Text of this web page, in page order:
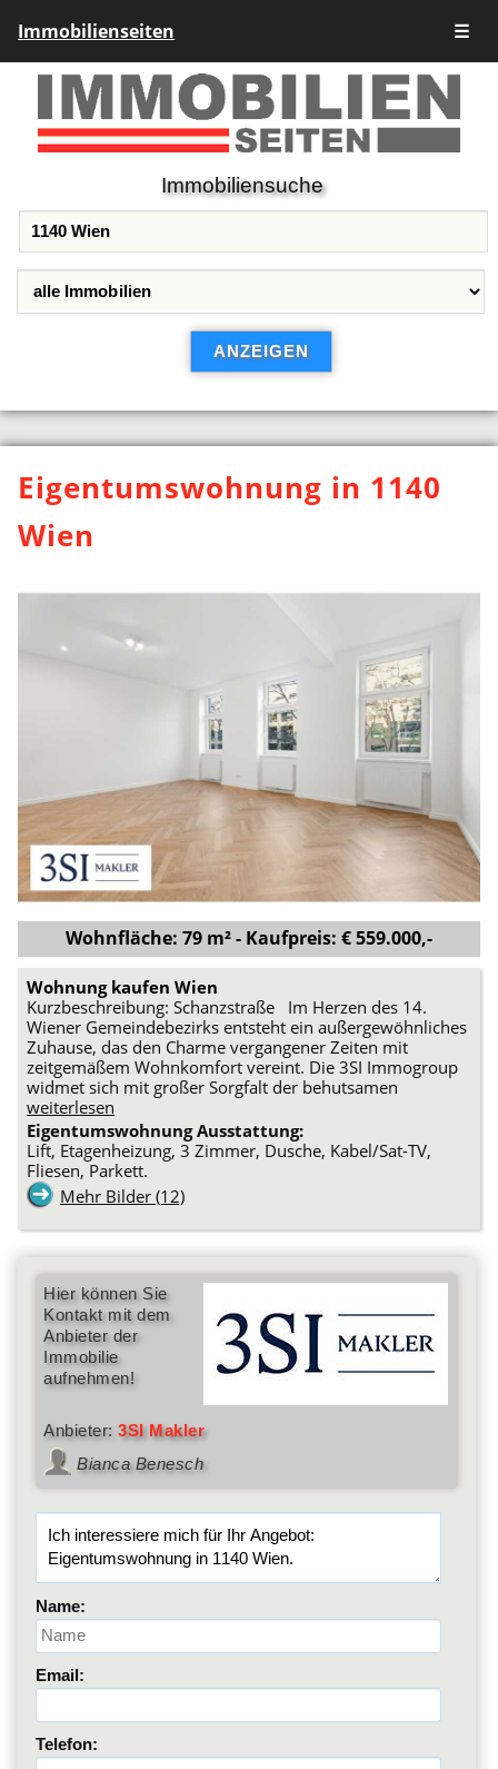
Immobilienseiten ☰
Immobiliensuche
Eigentumswohnung in 1140
Wien
Wohnfläche: 79 m² - Kaufpreis: € 559.000,-
Wohnung kaufen Wien
Kurzbeschreibung: Schanzstraße Im Herzen des 14.
Wiener Gemeindebezirks entsteht ein außergewöhnliches
Zuhause, das den Charme vergangener Zeiten mit
zeitgemäßem Wohnkomfort vereint. Die 3SI Immogroup
widmet sich mit großer Sorgfalt der behutsamen
weiterlesen
Eigentumswohnung Ausstattung:
Lift, Etagenheizung, 3 Zimmer, Dusche, Kabel/Sat-TV,
Fliesen, Parkett.
Mehr Bilder (12)
Hier können Sie
Kontakt mit dem
Anbieter der
Immobilie
aufnehmen!
Anbieter:3SI Makler
Bianca Benesch
Name:
Email:
Telefon: